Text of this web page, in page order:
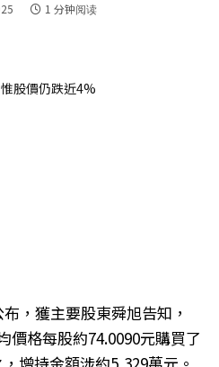
1 分钟阅读
，獲主要股東舜旭告知，
價格每股約74.0090元購買了